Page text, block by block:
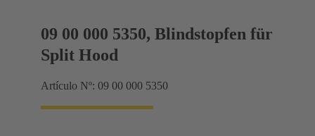
09 00 000 5350, Blindstopfen für
Split Hood
Artículo Nº: 09 00 000 5350